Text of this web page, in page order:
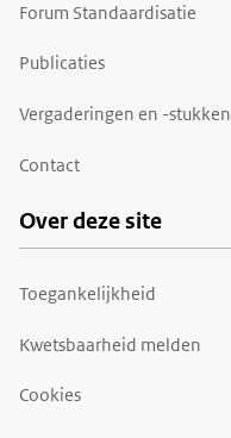
Forum Standaardisatie
Publicaties
Vergaderingen en -stukken
Contact
Over deze site
Toegankelijkheid
Kwetsbaarheid melden
Cookies